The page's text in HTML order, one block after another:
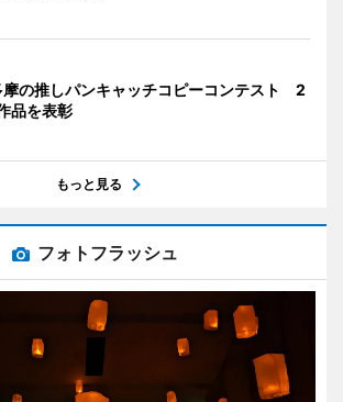
摩の推しパンキャッチコピーコンテスト 2
品を表彰
もっと見る
フォトフラッシュ